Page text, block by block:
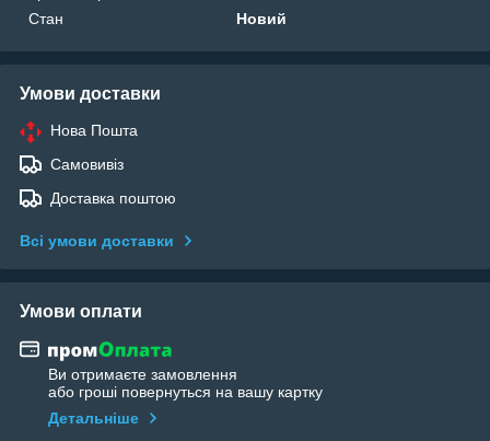
Стан
Новий
Умови доставки
Нова Пошта
Самовивіз
Доставка поштою
Всі умови доставки
Умови оплати
Ви отримаєте замовлення
або гроші повернуться на вашу картку
Детальніше